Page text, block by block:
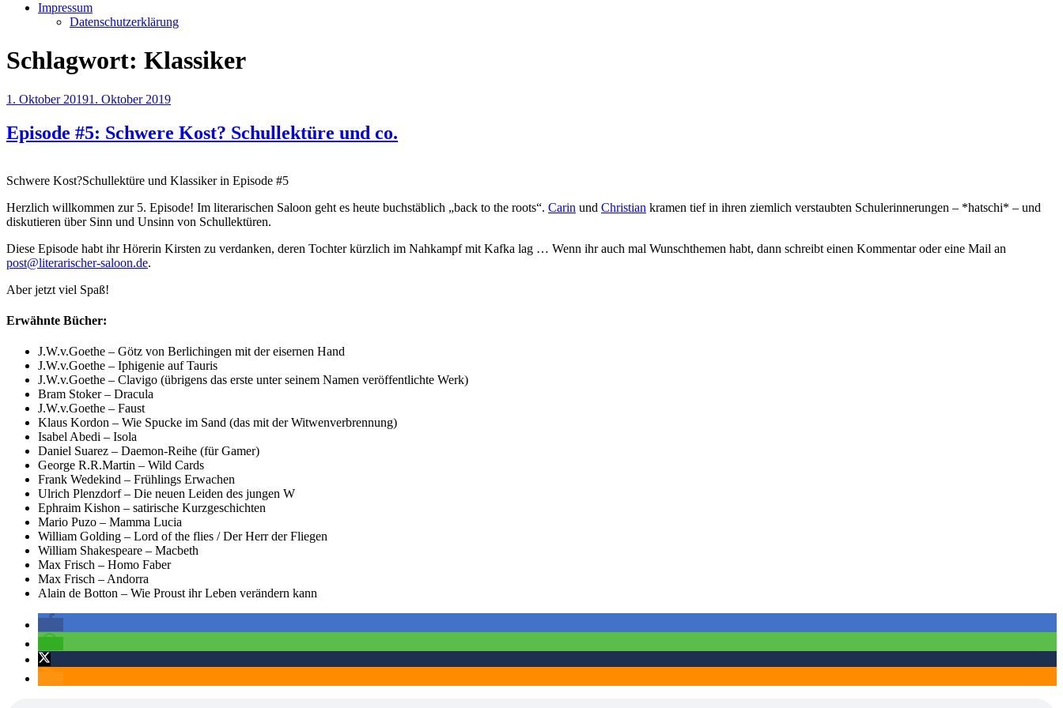
Impressum
Datenschutzerklärung
Schlagwort: Klassiker
Veröffentlicht
1. Oktober 20191. Oktober 2019
Episode #5: Schwere Kost? Schullektüre und co.
Schwere Kost?Schullektüre und Klassiker in Episode #5
Herzlich willkommen zur 5. Episode! Im literarischen Saloon geht es heute buchstäblich „back to the roots“. Carin und Christian kramen tief in ihren ziemlich verstaubten Schulerinnerungen – *hatschi* – und
diskutieren über Sinn und Unsinn von Schullektüren.
Diese Episode habt ihr Hörerin Kirsten zu verdanken, deren Tochter kürzlich im Nahkampf mit Kafka lag … Wenn ihr auch mal Wunschthemen habt, dann schreibt einen Kommentar oder eine Mail an
post@literarischer-saloon.de.
Aber jetzt viel Spaß!
Erwähnte Bücher:
J.W.v.Goethe – Götz von Berlichingen mit der eisernen Hand
J.W.v.Goethe – Iphigenie auf Tauris
J.W.v.Goethe – Clavigo (übrigens das erste unter seinem Namen veröffentlichte Werk)
Bram Stoker – Dracula
J.W.v.Goethe – Faust
Klaus Kordon – Wie Spucke im Sand (das mit der Witwenverbrennung)
Isabel Abedi – Isola
Daniel Suarez – Daemon-Reihe (für Gamer)
George R.R.Martin – Wild Cards
Frank Wedekind – Frühlings Erwachen
Ulrich Plenzdorf – Die neuen Leiden des jungen W
Ephraim Kishon – satirische Kurzgeschichten
Mario Puzo – Mamma Lucia
William Golding – Lord of the flies / Der Herr der Fliegen
William Shakespeare – Macbeth
Max Frisch – Homo Faber
Max Frisch – Andorra
Alain de Botton – Wie Proust ihr Leben verändern kann